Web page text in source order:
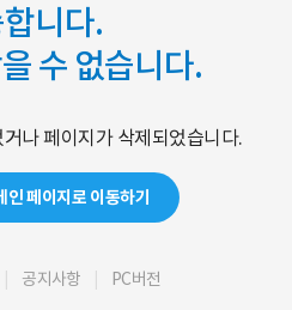
니다.
수 없습니다.
나 페이지가 삭제되었습니다.
인 페이지로 이동하기
공지사항 PC버전